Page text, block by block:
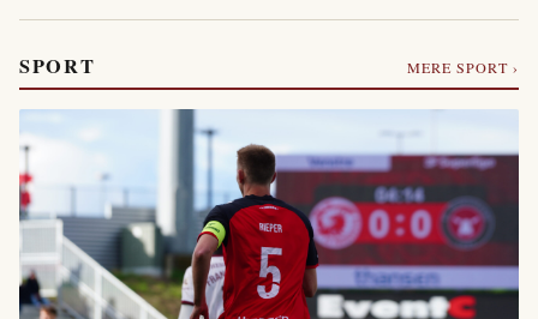
SPORT MERE SPORT ›